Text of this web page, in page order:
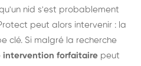
nid s'est probablement
peut alors intervenir : la
clé. Si malgré la recherche
intervention forfaitaire peut